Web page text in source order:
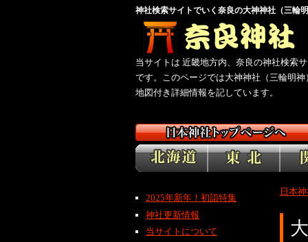
神社検索サイトでいく奈良の大神神社（三輪
当サイトは 近畿地方内、奈良の神社検索
です。このページでは大神神社（三輪明神
地図付き詳細情報を記しています。
日本
2025年新年！初詣特集
神社更新情報
当サイトについて